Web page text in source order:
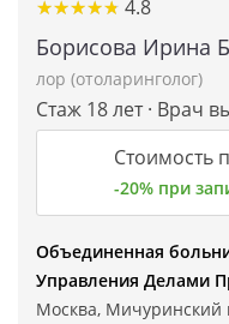
★★★★★
★★★★★ 4.8
Борисова Ирина
лор (отоларинголог)
Стаж 18 лет · Врач
Стоимость
-20% при
Объединенная
Управления Делами
Москва, Мичуринский